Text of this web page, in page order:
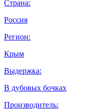
Страна:
Россия
Регион:
Крым
Выдержка:
В дубовых бочках
Производитель: